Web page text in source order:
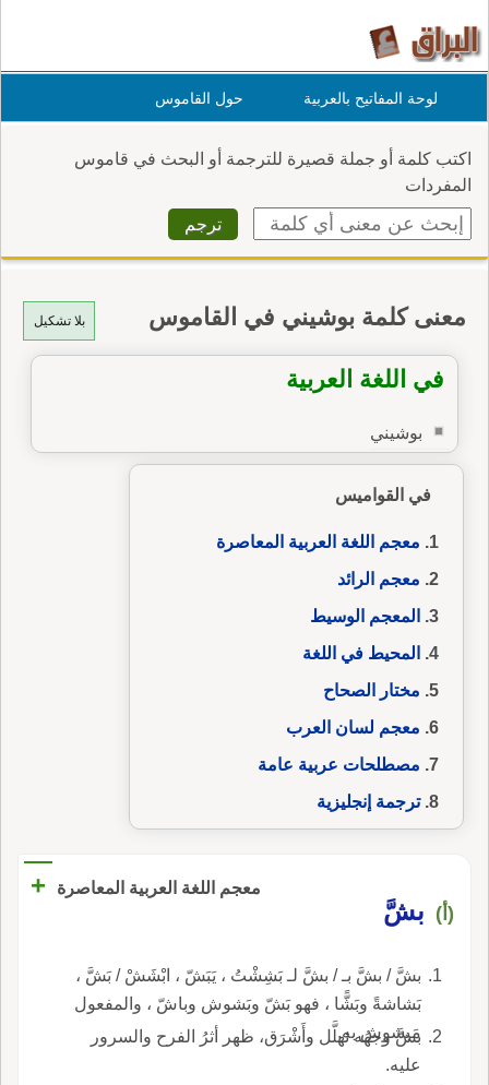
لوحة المفاتيح بالعربية حول القاموس
اكتب كلمة أو جملة قصيرة للترجمة أو البحث في قاموس
المفردات
بلا تشكيل معنى كلمة بوشيني في القاموس
في اللغة العربية
بوشيني
في القواميس
معجم اللغة العربية المعاصرة
معجم الرائد
المعجم الوسيط
المحيط في اللغة
مختار الصحاح
معجم لسان العرب
مصطلحات عربية عامة
ترجمة إنجليزية
معجم اللغة العربية المعاصرة +
(أ) بشَّ
بشَّ / بشَّ بـ / بشَّ لـ بَشِشْتُ ، يَبَشّ ، ابْشَشْ / بَشَّ ،
بَشاشةً وبَشًّا ، فهو بَشّ وبَشوش وباشّ ، والمفعول
مَبشوش به.
بشَّ وجهُه تهلَّل وأَشْرَق، ظهر أثرُ الفرح والسرور
عليه.